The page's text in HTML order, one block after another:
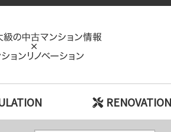
エラー｜神戸市の
RENOVATION